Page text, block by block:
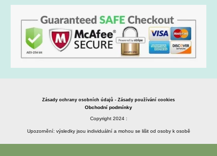
Zásady ochrany osobních údajů - Zásady používání cookies
Obchodní podmínky
Copyright 2024 :
Upozornění: výsledky jsou individuální a mohou se lišit od osoby k osobě